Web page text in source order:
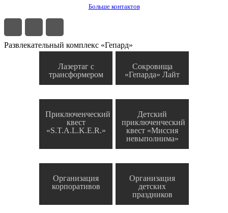
Больше контактов
Развлекательный комплекс «Гепард»
Лазертаг с
трансформером
Сокровища
«Гепарда» Лайт
Приключенческий
квест
«S.T.A.L.K.E.R.»
Детский
приключенческий
квест «Миссия
невыполнима»
Организация
корпоративов
Организация
детских
праздников